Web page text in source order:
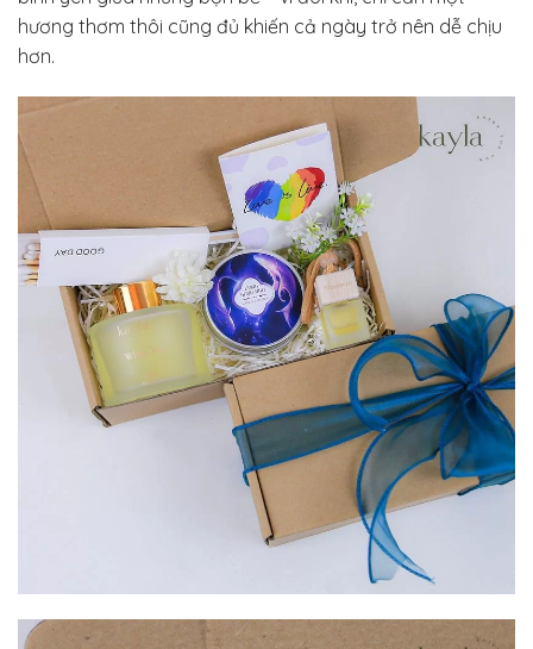
hương thơm thôi cũng đủ khiến cả ngày trở nên dễ chịu
hơn.